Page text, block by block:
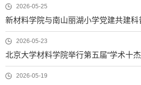
2026-05-25
新材料学院与南山丽湖小学党建共建科
2026-05-23
北京大学材料学院举行第五届“学术十
2026-05-19